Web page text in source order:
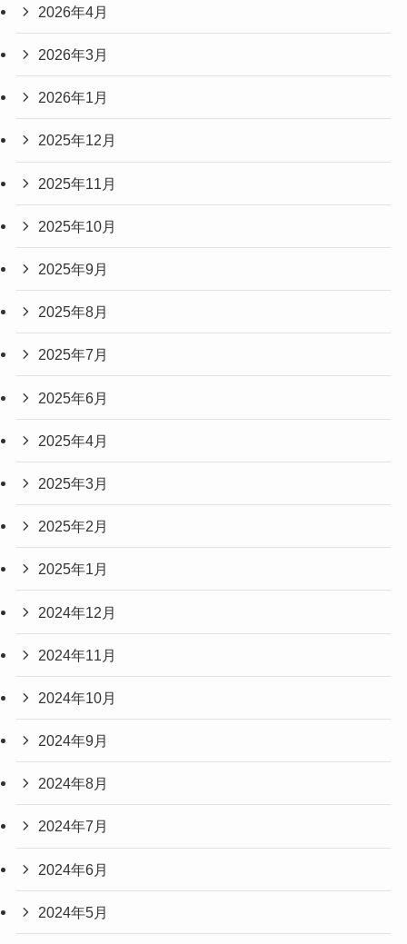
2026年4月
2026年3月
2026年1月
2025年12月
2025年11月
2025年10月
2025年9月
2025年8月
2025年7月
2025年6月
2025年4月
2025年3月
2025年2月
2025年1月
2024年12月
2024年11月
2024年10月
2024年9月
2024年8月
2024年7月
2024年6月
2024年5月